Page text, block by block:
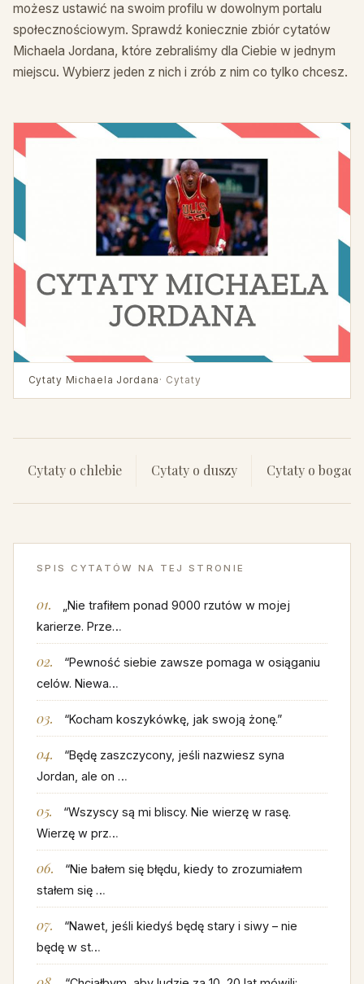
możesz ustawić na swoim profilu w dowolnym portalu
społecznościowym. Sprawdź koniecznie zbiór cytatów
Michaela Jordana, które zebraliśmy dla Ciebie w jednym
miejscu. Wybierz jeden z nich i zrób z nim co tylko chcesz.
Cytaty Michaela Jordana · Cytaty
Cytaty o chlebie Cytaty o duszy Cytaty o
SPIS CYTATÓW NA TEJ STRONIE
„Nie trafiłem ponad 9000 rzutów w mojej
karierze. Prze…
“Pewność siebie zawsze pomaga w osiąganiu
celów. Niewa…
“Kocham koszykówkę, jak swoją żonę.”
“Będę zaszczycony, jeśli nazwiesz syna
Jordan, ale on …
“Wszyscy są mi bliscy. Nie wierzę w rasę.
Wierzę w prz…
“Nie bałem się błędu, kiedy to zrozumiałem
stałem się …
“Nawet, jeśli kiedyś będę stary i siwy – nie
będę w st…